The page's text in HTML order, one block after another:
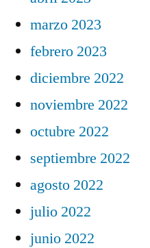
marzo 2023
febrero 2023
diciembre 2022
noviembre 2022
octubre 2022
septiembre 2022
agosto 2022
julio 2022
junio 2022